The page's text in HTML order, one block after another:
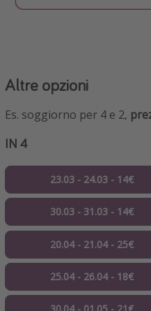
Altre opzioni
Es. soggiorno per 4 e 2,
IN 4
23.03 - 24.03 - 14€
30.03 - 31.03 - 14€
20.04 - 21.04 - 25€
25.04 - 26.04 - 18€